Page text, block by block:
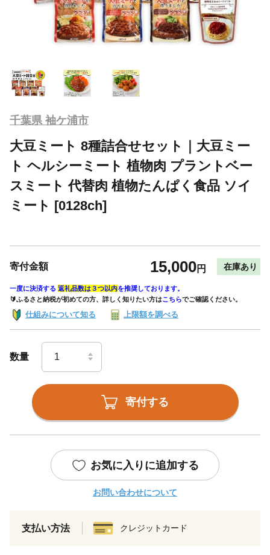
千葉県 袖ケ浦市
大豆ミート 8種詰合せセット｜大豆ミー
ト ヘルシーミート 植物肉 プラントベー
スミート 代替肉 植物たんぱく食品 ソイ
ミート [0128ch]
寄付金額 15,000円 在庫あり
一度に決済する 返礼品数は３つ以内を推奨しております。
🔰ふるさと納税が初めての方、詳しく知りたい方はこちらでご確認ください。
仕組みについて知る 上限額を調べる
数量
寄付する
お気に入りに追加する
お問い合わせについて
支払い方法 クレジットカード